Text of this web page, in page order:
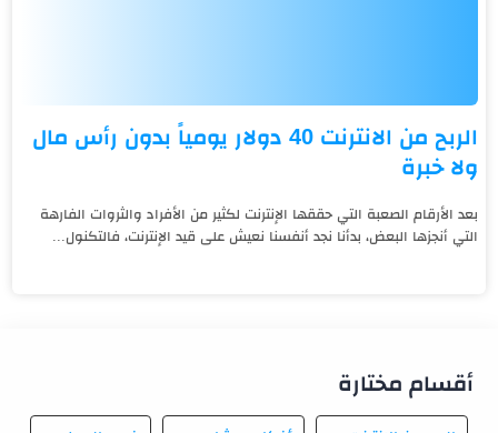
الربح من الانترنت 40 دولار يومياً بدون رأس مال
ولا خبرة
بعد الأرقام الصعبة التي حققها الإنترنت لكثير من الأفراد والثروات الفارهة
التي أنجزها البعض، بدأنا نجد أنفسنا نعيش على قيد الإنترنت، فالتكنول...
أقسام مختارة